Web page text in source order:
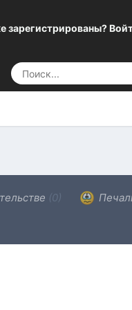
зарегистрированы?
(0)